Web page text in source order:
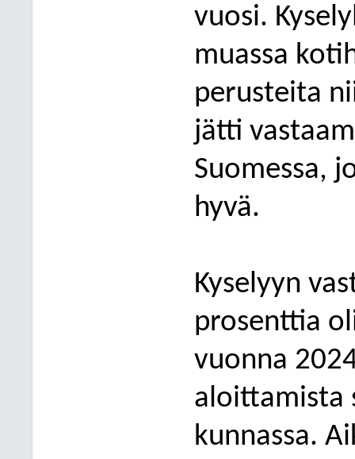
vuosi.
muassa
perusteita
jätti
Suomessa,
hyvä.
Kyselyyn
prosenttia
vuonna
aloittamista
kunnassa.